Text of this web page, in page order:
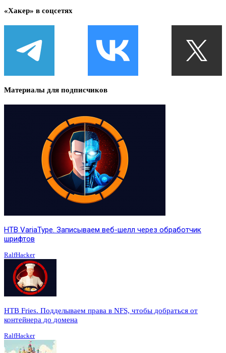
«Хакер» в соцсетях
Материалы для подписчиков
HTB VariaType. Записываем веб-шелл через обработчик
шрифтов
RalfHacker
HTB Fries. Подделываем права в NFS, чтобы добраться от
контейнера до домена
RalfHacker